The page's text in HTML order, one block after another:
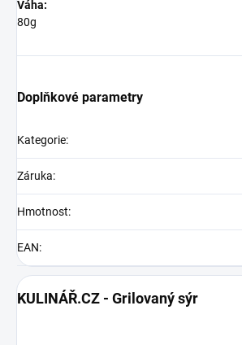
Váha:
80g
Doplňkové parametry
Kategorie:
Záruka:
Hmotnost:
EAN:
KULINÁŘ.CZ - Grilovaný sýr